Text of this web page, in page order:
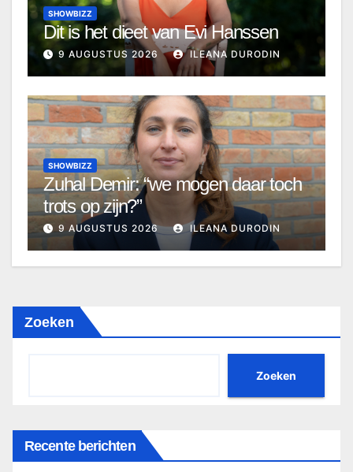
SHOWBIZZ
Dit is het dieet van Evi Hanssen
9 AUGUSTUS 2026 ILEANA DURODIN
SHOWBIZZ
Zuhal Demir: “we mogen daar toch
trots op zijn?”
9 AUGUSTUS 2026 ILEANA DURODIN
Zoeken
Zoeken
Recente berichten